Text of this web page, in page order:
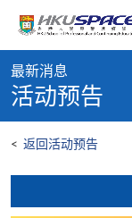
content
content
start
最新消息
活动预告
< 返回活动预告